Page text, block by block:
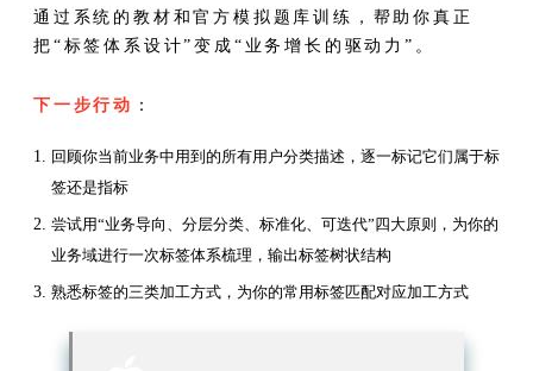
通过系统的教材和官方模拟题库训练，帮助你真正
把“标签体系设计”变成“业务增长的驱动力”。
下一步行动 ：
回顾你当前业务中用到的所有用户分类描述，逐一标记它们属于标
签还是指标
尝试用“业务导向、分层分类、标准化、可迭代”四大原则，为你的
业务域进行一次标签体系梳理，输出标签树状结构
熟悉标签的三类加工方式，为你的常用标签匹配对应加工方式